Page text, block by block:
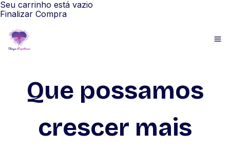
Seu carrinho está vazio
Finalizar Compra
Que possamos
crescer mais